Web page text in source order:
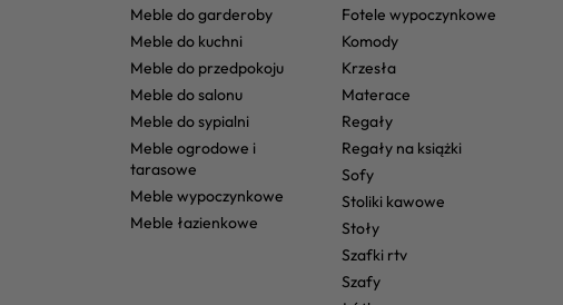
meble do garderoby
meble do kuchni
meble do przedpokoju
meble do salonu
meble do sypialni
meble ogrodowe i
tarasowe
meble wypoczynkowe
meble łazienkowe
fotele wypoczynkowe
komody
krzesła
materace
regały
regały na książki
sofy
stoliki kawowe
stoły
szafki rtv
szafy